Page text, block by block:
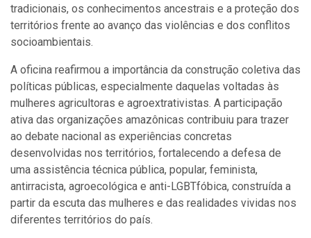
tradicionais, os conhecimentos ancestrais e a proteção dos
territórios frente ao avanço das violências e dos conflitos
socioambientais.
A oficina reafirmou a importância da construção coletiva das
políticas públicas, especialmente daquelas voltadas às
mulheres agricultoras e agroextrativistas. A participação
ativa das organizações amazônicas contribuiu para trazer
ao debate nacional as experiências concretas
desenvolvidas nos territórios, fortalecendo a defesa de
uma assistência técnica pública, popular, feminista,
antirracista, agroecológica e anti-LGBTfóbica, construída a
partir da escuta das mulheres e das realidades vividas nos
diferentes territórios do país.